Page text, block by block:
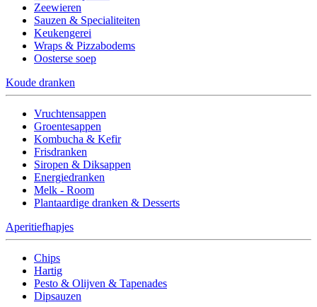
Zeewieren
Sauzen & Specialiteiten
Keukengerei
Wraps & Pizzabodems
Oosterse soep
Koude dranken
Vruchtensappen
Groentesappen
Kombucha & Kefir
Frisdranken
Siropen & Diksappen
Energiedranken
Melk - Room
Plantaardige dranken & Desserts
Aperitiefhapjes
Chips
Hartig
Pesto & Olijven & Tapenades
Dipsauzen